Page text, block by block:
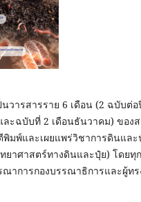
วารสารราย 6 เดือน (2 ฉบับต่
ละฉบับที่ 2 เดือนธันวาคม) ของ
พิมพ์และเผยแพร่วิชาการดินและ
ยาศาสตร์ทางดินและปุ๋ย) โดยทุ
ณาการกองบรรณาธิการและผู้ท